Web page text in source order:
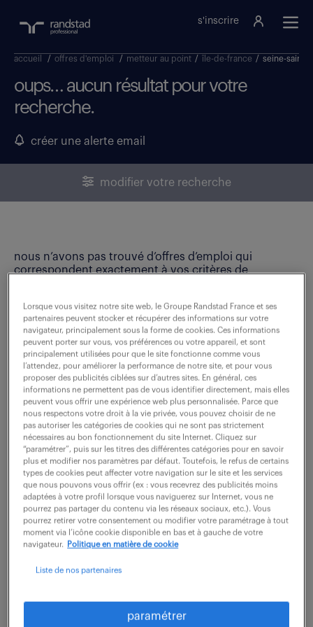
s'inscrire
accueil / offres d'emploi / metteur au point / île-de-france / seine-saint-
oups… aucun résultat pour votre
recherche.
créer une alerte email
modifier votre recherche
nous n’avons pas trouvé d’offres d’emploi qui
correspondent exactement à vos critères de
ne ratez aucune
opportunité.
recevez chaque semaine par mail les offres qui
correspondent à votre dernière recherche.
créer une alerte
partagez-nous
Lorsque vous visitez notre site web, le Groupe Randstad France et ses
partenaires peuvent stocker et récupérer des informations sur votre
navigateur, principalement sous la forme de cookies. Ces informations
peuvent porter sur vous, vos préférences ou votre appareil, et sont
principalement utilisées pour que le site fonctionne comme vous
l’attendez, pour améliorer la performance de notre site, et pour vous
proposer des publicités ciblées sur d’autres sites. En général, ces
informations ne permettent pas de vous identifier directement, mais elles
peuvent vous offrir une expérience web plus personnalisée. Parce que
nous respectons votre droit à la vie privée, vous pouvez choisir de ne
pas autoriser les catégories de cookies qui ne sont pas strictement
nécessaires au bon fonctionnement du site Internet. Cliquez sur
“paramétrer”, puis sur les titres des différentes catégories pour en savoir
plus et modifier nos paramètres par défaut. Toutefois, le refus de certains
types de cookies peut affecter votre navigation sur le site et les services
que nous pouvons vous offrir (ex : vous recevrez des publicités moins
adaptées à votre profil lorsque vous naviguerez sur Internet, vous ne
pourrez pas partager du contenu via les réseaux sociaux, etc.). Vous
pourrez retirer votre consentement ou modifier votre paramétrage à tout
moment via l’icône cookie disponible en bas et à gauche de votre
navigateur.
Politique en matière de cookie
Liste de nos partenaires
paramétrer